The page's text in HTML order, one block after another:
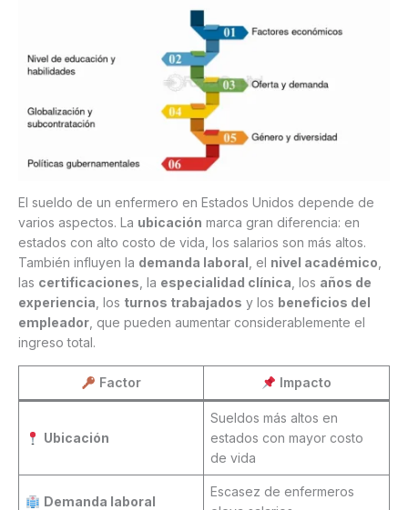
El sueldo de un enfermero en Estados Unidos depende de
varios aspectos. La ubicación marca gran diferencia: en
estados con alto costo de vida, los salarios son más altos.
También influyen la demanda laboral , el nivel académico
las certificaciones , la especialidad clínica , los años de
experiencia , los turnos trabajados y los beneficios del
empleador , que pueden aumentar considerablemente el
ingreso total.
Factor Impacto
Ubicación
Sueldos más altos en
estados con mayor costo
de vida
Demanda laboral
Escasez de enfermeros